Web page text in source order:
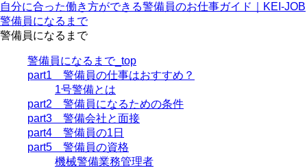
自分に合った働き方ができる警備員のお仕事ガイド｜KEI-JOB
警備員になるまで
警備員になるまで
警備員になるまで_top
part1 警備員の仕事はおすすめ？
1号警備とは
part2 警備員になるための条件
part3 警備会社と面接
part4 警備員の1日
part5 警備員の資格
機械警備業務管理者